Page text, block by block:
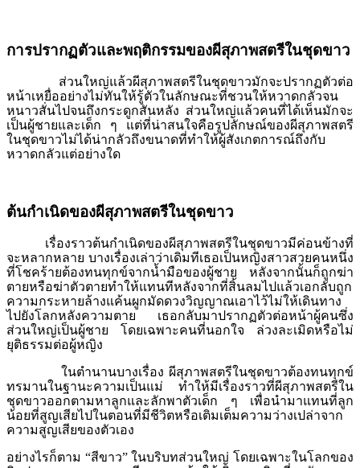
การปรากฏตัวและพฤติกรรมของผีสุภาพสตรีในชุดขาว
ส่วนใหญ่แล้วผีสุภาพสตรีในชุดขาวมักจะปรากฏตัวต่อ
หน้าเหยื่ออย่างไม่ทันให้รู้ตัวในลักษณะที่ชวนให้หวาดกลัวจน
หนาวสั่นไปจนถึงกระดูกสันหลัง ส่วนใหญ่แล้วคนที่ได้เห็นมักจะ
เป็นผู้ชายและเด็ก ๆ แต่ที่น่าสนใจคือรูปลักษณ์ของผีสุภาพสตรี
ในชุดขาวไม่ได้น่ากลัวถึงขนาดที่ทำให้ผู้สังเกตการณ์ถึงกับ
หวาดกลัวแต่อย่างใด
ต้นกำเนิดของผีสุภาพสตรีในชุดขาว
เรื่องราวต้นกำเนิดของผีสุภาพสตรีในชุดขาวมีค่อนข้างที่
จะหลากหลาย บางเรื่องเล่าว่าเดิมทีเธอเป็นหญิงสาวสวยคนหนึ่ง
ที่โชคร้ายต้องทนทุกข์จากน้ำมือของผู้ชาย หลังจากนั้นก็ถูกฆ่า
ตายหรือฆ่าตัวตายทำให้แทนทีหลังจากที่สิ้นลมไปแล้วเอกลับถูก
ความกระหายล้างแค้นผูกมัดดวงวิญญาณเอาไว้ไม่ให้เดินทาง
ไปยังโลกหลังความตาย เธอกลับมาปรากฏตัวต่อหน้าผู้คนซึ่ง
ส่วนใหญ่เป็นผู้ชาย โดยเฉพาะคนที่นอกใจ ล่วงละเมิดหรือไม่
ยุติธรรมต่อผู้หญิง
ในตำนานบางเรื่อง ผีสุภาพสตรีในชุดขาวต้องทนทุกข์
ทรมานในฐานะความเป็นแม่ ทำให้มีเรื่องราวที่ผีสุภาพสตรีใน
ชุดขาวออกตามหาลูกและลักพาตัวเด็ก ๆ เพื่อนำมาแทนที่ลูก
น้อยที่สูญเสียไปในตอนที่มีชีวิตหรือเติมเต็มความว่างเปล่าจาก
ความสูญเสียของตัวเอง
อย่างไรก็ตาม “สีขาว” ในบริบทส่วนใหญ่ โดยเฉพาะในโลกของ